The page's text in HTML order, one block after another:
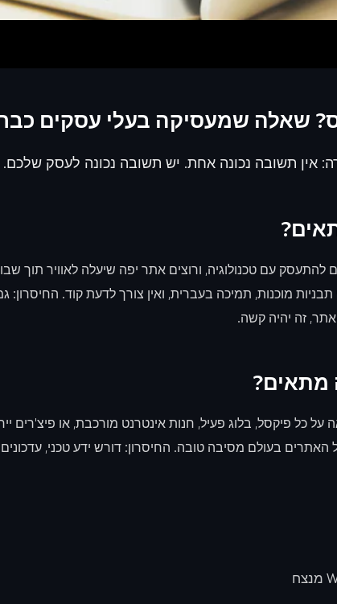
שאלה שמעסיקה בעלי עסקים
אין תשובה נכונה אחת. יש תשובה נכונה לעסק שלכם.
מוכנות, תמיכה בעברית, ואין צורך לדעת קוד. החיסרון:
זה יהיה קשה.
מתאים?
הוא מאחורי 40% מכל האתרים בעולם מסיבה טובה. החיסרון: דורש ידע טכני,